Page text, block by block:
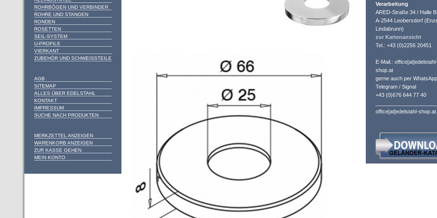
ROHRBÖGEN UND VERBINDER
ROHRE UND STANGEN
RONDEN
ROSETTEN
SEIL-SYSTEM
U-PROFILE
VIERKANT
ZUBEHÖR UND SCHWEISSTEILE
AGB
SITEMAP
ALLES ÜBER EDELSTAHL
KONTAKT
IMPRESSUM
SUCHE NACH PRODUKTEN
MERKZETTEL ANZEIGEN
WARENKORB ANZEIGEN
ZUR KASSE GEHEN
MEIN KONTO
Verarbeitung
ARED-Straße 34 / Halle
A-2544 Leobersdorf
Lindabrunn)
zur Kartenansicht
Tel.: +43 (0)2256 20451
E-Mail.: office[at]edelstahl-
shop.at
gerne auch per
Telegram / Signal
+43 (0)676 644 77 40
office[at]edelstahl-shop.at